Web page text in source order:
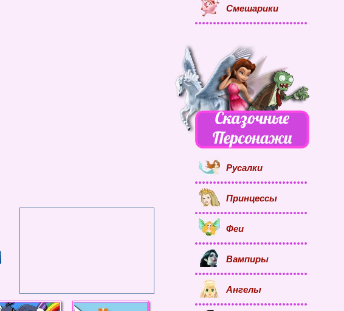
Смешарики
Русалки
Принцессы
Феи
Вампиры
Ангелы